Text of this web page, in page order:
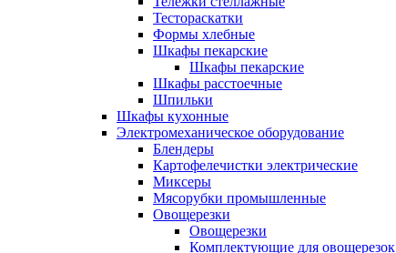
Тестораскатки
Формы хлебные
Шкафы пекарские
Шкафы пекарские
Шкафы расстоечные
Шпильки
Шкафы кухонные
Электромеханическое оборудование
Блендеры
Картофелечистки электрические
Миксеры
Мясорубки промышленные
Овощерезки
Овощерезки
Комплектующие для овощерезок